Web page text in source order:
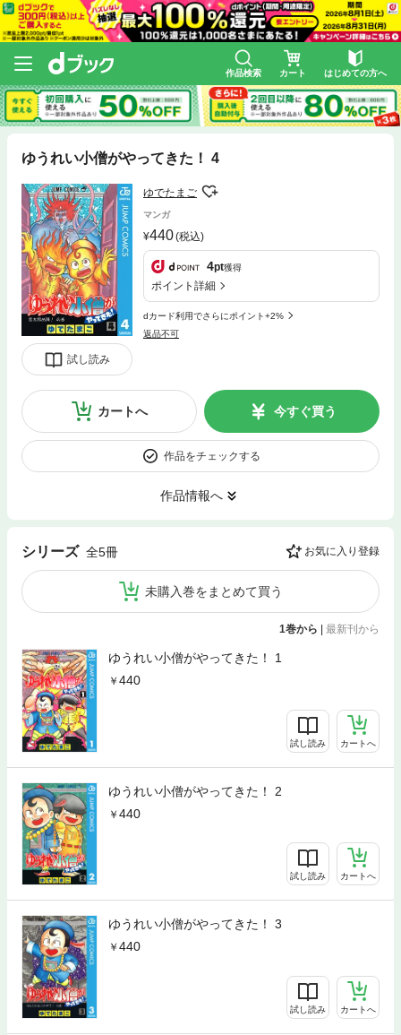
作品検索 カート はじめての方へ
ゆうれい小僧がやってきた！ 4
試し読み
ゆでたまご
マンガ
440(税込)
4pt獲得
ポイント詳細
dカード利用でさらにポイント+2%
返品不可
カートへ 今すぐ買う
作品をチェックする
作品情報へ
シリーズ 全5冊 お気に入り登録
未購入巻をまとめて買う
1巻から 最新刊から
ゆうれい小僧がやってきた！ 1
440
試し読み カートへ
ゆうれい小僧がやってきた！ 2
440
試し読み カートへ
ゆうれい小僧がやってきた！ 3
440
試し読み カートへ